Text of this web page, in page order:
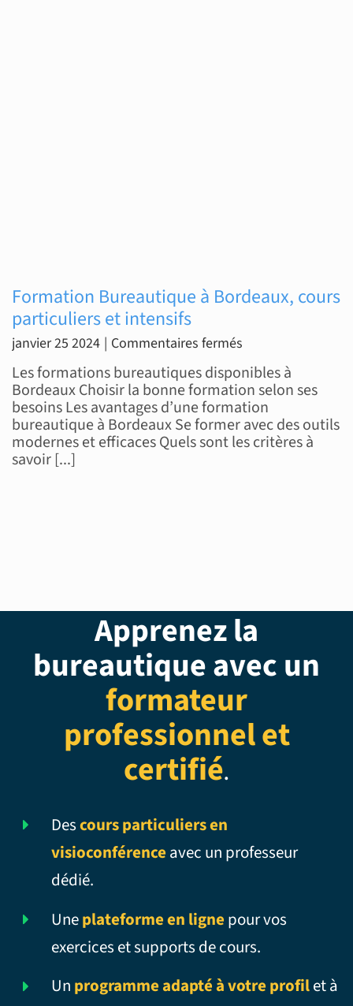
Formation Bureautique à Bordeaux, cours
particuliers et intensifs
janvier 25 2024 | Commentaires ferméssur
Formation
Bureautique
à
Bordeaux,
cours
Les formations bureautiques disponibles à
Bordeaux Choisir la bonne formation selon ses
besoins Les avantages d’une formation
bureautique à Bordeaux Se former avec des outils
modernes et efficaces Quels sont les critères à
savoir [...]
Apprenez la
bureautique avec un
formateur
professionnel et
certifié.
Descours particuliers en
visioconférence avec un professeur
dédié.
Uneplateforme en ligne pour vos
exercices et supports de cours.
Un programme adapté à votre profilet à